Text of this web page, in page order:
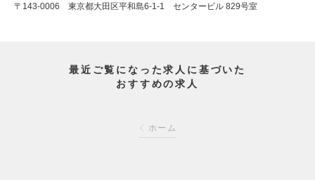
〒143-0006 東京都大田区平和島6-1-1 センタービル 829号室
最近ご覧になった求人に基づいた
おすすめの求人
ホーム